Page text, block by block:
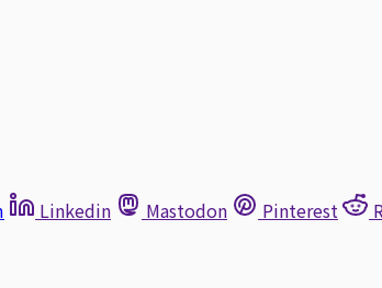
Linkedin Mastodon Pinterest